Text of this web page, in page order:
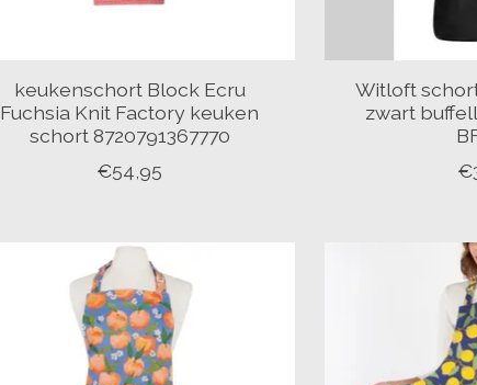
keukenschort Block Ecru
Fuchsia Knit Factory keuken
schort 8720791367770
€54,95
Witloft
zwart